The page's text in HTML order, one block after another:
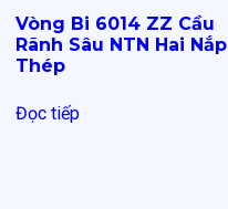
Vòng Bi 6014 ZZ Cầu
Rãnh Sâu NTN Hai Nắp
Thép
Đọc tiếp